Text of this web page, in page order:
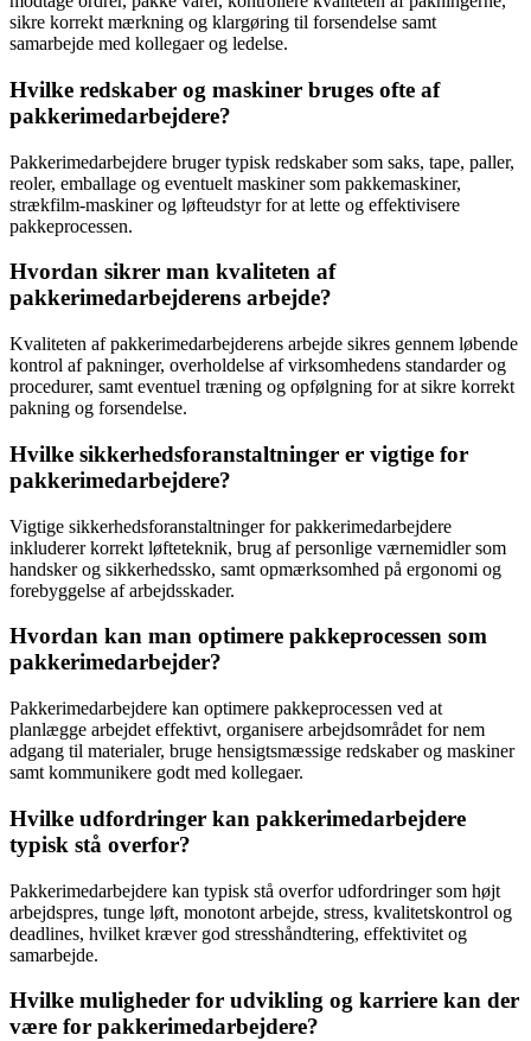
sikre korrekt mærkning og klargøring til forsendelse samt
samarbejde med kollegaer og ledelse.
Hvilke redskaber og maskiner bruges ofte af
pakkerimedarbejdere?
Pakkerimedarbejdere bruger typisk redskaber som saks, tape, paller,
reoler, emballage og eventuelt maskiner som pakkemaskiner,
strækfilm-maskiner og løfteudstyr for at lette og effektivisere
pakkeprocessen.
Hvordan sikrer man kvaliteten af
pakkerimedarbejderens arbejde?
Kvaliteten af pakkerimedarbejderens arbejde sikres gennem løbende
kontrol af pakninger, overholdelse af virksomhedens standarder og
procedurer, samt eventuel træning og opfølgning for at sikre korrekt
pakning og forsendelse.
Hvilke sikkerhedsforanstaltninger er vigtige for
pakkerimedarbejdere?
Vigtige sikkerhedsforanstaltninger for pakkerimedarbejdere
inkluderer korrekt løfteteknik, brug af personlige værnemidler som
handsker og sikkerhedssko, samt opmærksomhed på ergonomi og
forebyggelse af arbejdsskader.
Hvordan kan man optimere pakkeprocessen som
pakkerimedarbejder?
Pakkerimedarbejdere kan optimere pakkeprocessen ved at
planlægge arbejdet effektivt, organisere arbejdsområdet for nem
adgang til materialer, bruge hensigtsmæssige redskaber og maskiner
samt kommunikere godt med kollegaer.
Hvilke udfordringer kan pakkerimedarbejdere
typisk stå overfor?
Pakkerimedarbejdere kan typisk stå overfor udfordringer som højt
arbejdspres, tunge løft, monotont arbejde, stress, kvalitetskontrol og
deadlines, hvilket kræver god stresshåndtering, effektivitet og
samarbejde.
Hvilke muligheder for udvikling og karriere kan der
være for pakkerimedarbejdere?